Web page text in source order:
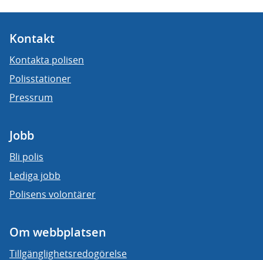
Kontakt
Kontakta polisen
Polisstationer
Pressrum
Jobb
Bli polis
Lediga jobb
Polisens volontärer
Om webbplatsen
Tillgänglighetsredogörelse